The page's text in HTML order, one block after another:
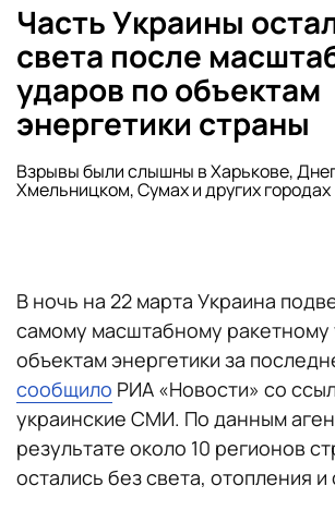
Часть Украины
света после
ударов по объектам
энергетики страны
Взрывы были слышны в Харькове,
Хмельницком, Сумах и других городах
В ночь на 22 марта Украина
самому масштабному ракетному
объектам энергетики за
сообщило РИА «Новости» со
украинские СМИ. По данным
результате около 10 регионов
остались без света, отопления и